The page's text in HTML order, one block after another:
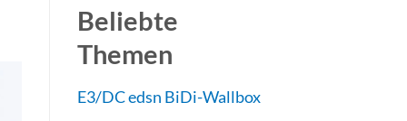
Beliebte
Themen
E3/DC edsn BiDi-Wallbox